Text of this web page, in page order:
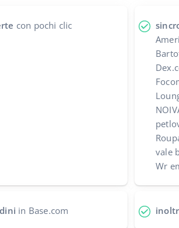
con pochi clic
vale
Wr
in Base.com